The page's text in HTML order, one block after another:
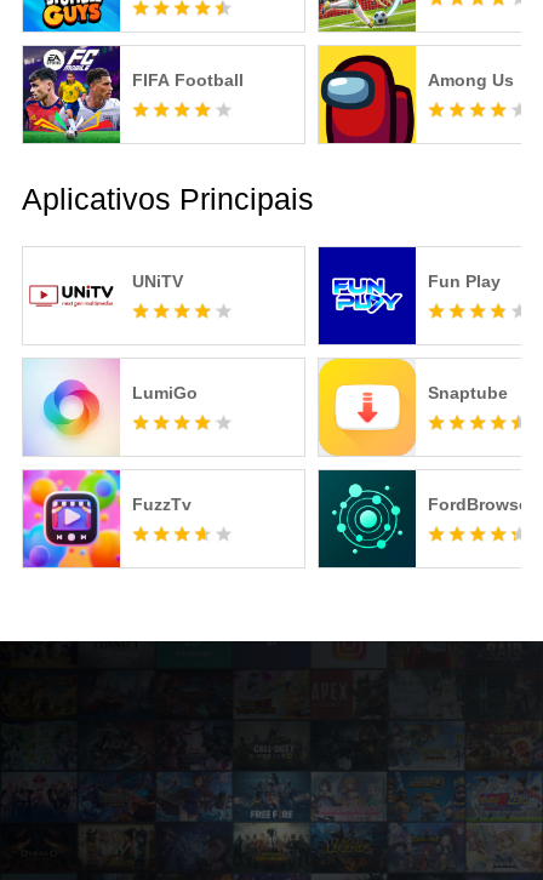
FIFA Football Among Us
Aplicativos Principais
UNiTV
LumiGo
FuzzTv
Fun Play
Snaptube
FordBrowser